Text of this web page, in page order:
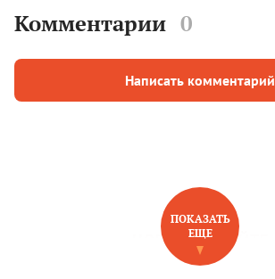
Комментарии 0
Написать комментарий
НОВОЕ НА САЙТЕ
ПОКАЗАТЬ
ЕЩЕ